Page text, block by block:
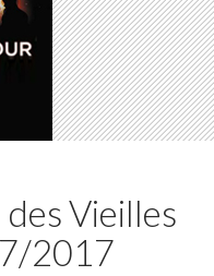
Vieilles
2017